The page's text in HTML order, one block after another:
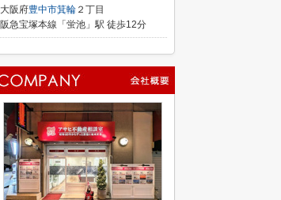
大阪府豊中市箕輪 ２丁目
阪急宝塚本線「蛍池」駅 徒歩12分